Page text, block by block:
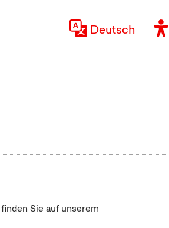
Deutsch
Sie auf unserem